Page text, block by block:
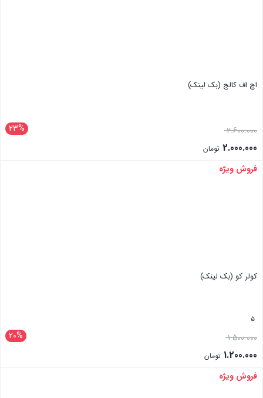
اچ اف کالج (بک لینک)
23% 2.600.000
2.000.000 تومان
بستن
فروش ویژه
کولر کو (بک لینک)
5
20% 1.500.000
1.200.000 تومان
بستن
فروش ویژه